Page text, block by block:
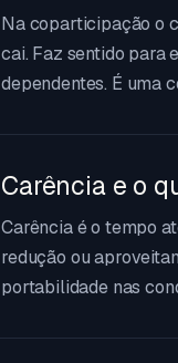
Na coparticipação o
cai. Faz sentido para
dependentes. É uma
Carência e o
Carência é o tempo
redução ou
portabilidade nas